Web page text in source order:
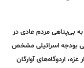
بی‌پناهی مردم عادی در
بودجه اسرائیلی مشخص
اردوگاه‌های آوارگان